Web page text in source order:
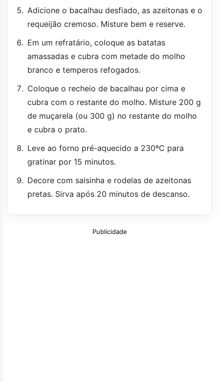
Adicione o bacalhau desfiado, as azeitonas e o
requeijão cremoso. Misture bem e reserve.
Em um refratário, coloque as batatas
amassadas e cubra com metade do molho
branco e temperos refogados.
Coloque o recheio de bacalhau por cima e
cubra com o restante do molho. Misture 200 g
de muçarela (ou 300 g) no restante do molho
e cubra o prato.
Leve ao forno pré-aquecido a 230ºC para
gratinar por 15 minutos.
Decore com salsinha e rodelas de azeitonas
pretas. Sirva após 20 minutos de descanso.
Publicidade